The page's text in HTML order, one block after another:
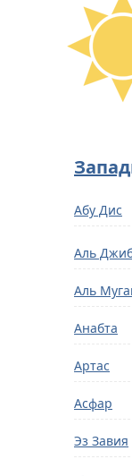
Абу Дис
Аль
Аль
Анабта
Артас
Асфар
Эз Завия